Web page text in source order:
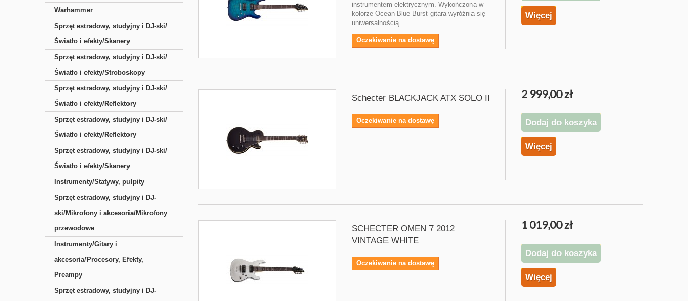
Warhammer
Sprzęt estradowy, studyjny i DJ-ski/
Światło i efekty/Skanery
Sprzęt estradowy, studyjny i DJ-ski/
Światło i efekty/Stroboskopy
Sprzęt estradowy, studyjny i DJ-ski/
Światło i efekty/Reflektory
Sprzęt estradowy, studyjny i DJ-ski/
Światło i efekty/Reflektory
Sprzęt estradowy, studyjny i DJ-ski/
Światło i efekty/Skanery
Instrumenty/Statywy, pulpity
Sprzęt estradowy, studyjny i DJ-
ski/Mikrofony i akcesoria/Mikrofony
przewodowe
Instrumenty/Gitary i
akcesoria/Procesory, Efekty,
Preampy
Sprzęt estradowy, studyjny i DJ-
instrumentem elektrycznym. Wykończona w
kolorze Ocean Blue Burst gitara wyróżnia się
uniwersalnością
Oczekiwanie na dostawę
Więcej
Schecter BLACKJACK ATX SOLO II
Oczekiwanie na dostawę
2 999,00 zł
Dodaj do koszyka
Więcej
SCHECTER OMEN 7 2012
VINTAGE WHITE
Oczekiwanie na dostawę
1 019,00 zł
Dodaj do koszyka
Więcej